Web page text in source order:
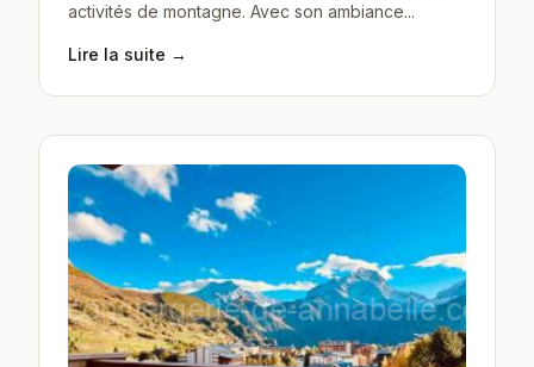
activités de montagne. Avec son ambiance...
Lire la suite →